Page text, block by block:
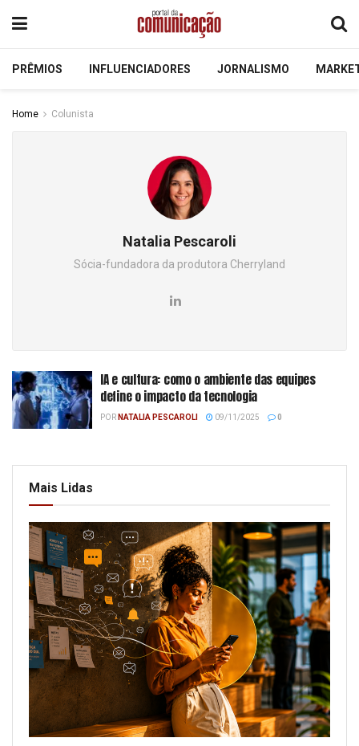
PRÊMIOS INFLUENCIADORES JORNALISMO
Home Colunista
Natalia Pescaroli
Sócia-fundadora da produtora Cherryland
IA e cultura: como o ambiente das equipes
define o impacto da tecnologia
POR NATALIA PESCAROLI 09/11/2025 0
Mais Lidas